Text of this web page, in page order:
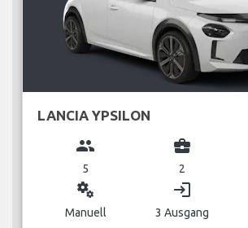
LANCIA YPSILON
group
5
business_center
2
miscellaneous_services
Manuell
login
3 Ausgang